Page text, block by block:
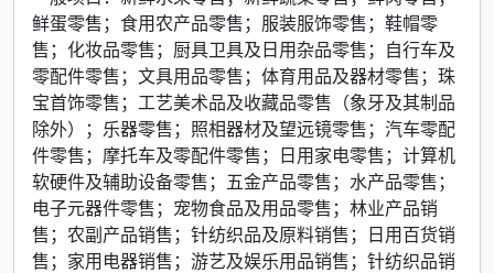
鲜蛋零售；食用农产品零售；服装服饰零售；鞋帽零
售；化妆品零售；厨具卫具及日用杂品零售；自行车及
零配件零售；文具用品零售；体育用品及器材零售；珠
宝首饰零售；工艺美术品及收藏品零售（象牙及其制品
除外）；乐器零售；照相器材及望远镜零售；汽车零配
件零售；摩托车及零配件零售；日用家电零售；计算机
软硬件及辅助设备零售；五金产品零售；水产品零售；
电子元器件零售；宠物食品及用品零售；林业产品销
售；农副产品销售；针纺织品及原料销售；日用百货销
售；家用电器销售；游艺及娱乐用品销售；针纺织品销